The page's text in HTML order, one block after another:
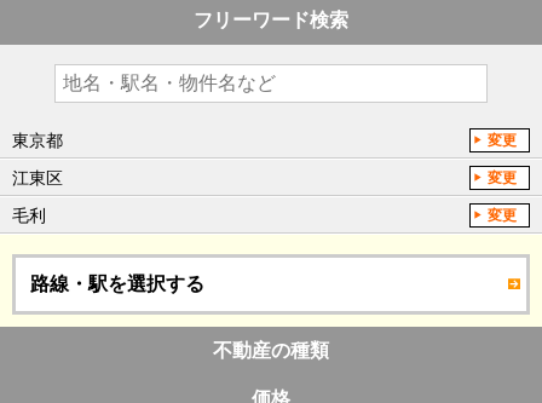
フリーワード検索
東京都 変更
江東区 変更
毛利 変更
路線・駅を選択する
不動産の種類